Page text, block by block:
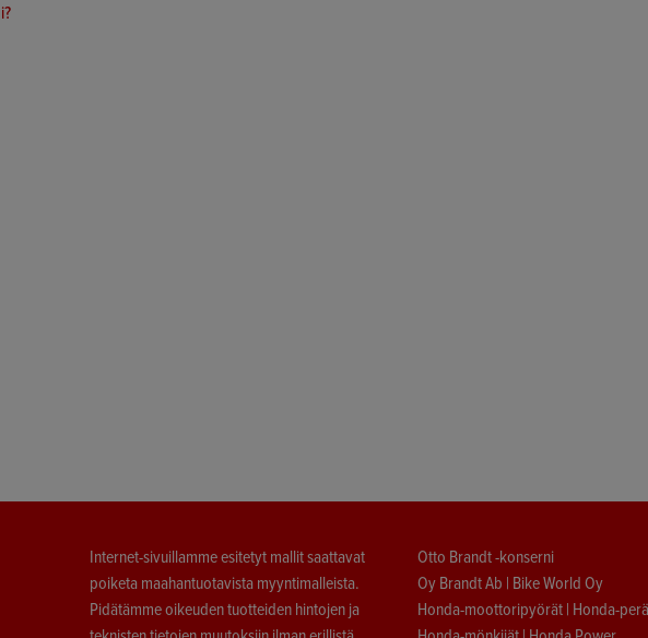
Internet-sivuillamme esitetyt mallit saattavat
poiketa maahantuotavista myyntimalleista.
Pidätämme oikeuden tuotteiden hintojen ja
Otto Brandt -konserni
Oy Brandt Ab | Bike World Oy
Honda-moottoripyörät| Honda-